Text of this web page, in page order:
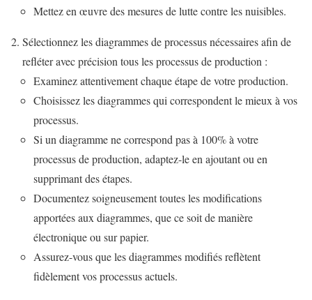
Mettez en œuvre des mesures de lutte contre les nuisibles.
Sélectionnez les diagrammes de processus nécessaires afin de
refléter avec précision tous les processus de production :
Examinez attentivement chaque étape de votre production.
Choisissez les diagrammes qui correspondent le mieux à vos
processus.
Si un diagramme ne correspond pas à 100% à votre
processus de production, adaptez-le en ajoutant ou en
supprimant des étapes.
Documentez soigneusement toutes les modifications
apportées aux diagrammes, que ce soit de manière
électronique ou sur papier.
Assurez-vous que les diagrammes modifiés reflètent
fidèlement vos processus actuels.